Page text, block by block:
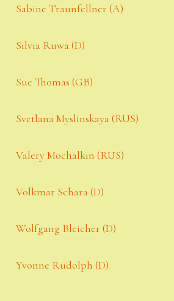
Sabine Traunfellner (A)
Silvia Ruwa (D)
Sue Thomas (GB)
Svetlana Myslinskaya (RUS)
Valery Mochalkin (RUS)
Volkmar Schara (D)
Wolfgang Bleicher (D)
Yvonne Rudolph (D)